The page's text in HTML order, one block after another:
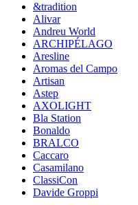
&tradition
Alivar
Andreu World
ARCHIPÉLAGO
Aresline
Aromas del Campo
Artisan
Astep
AXOLIGHT
Bla Station
Bonaldo
BRALCO
Caccaro
Casamilano
ClassiCon
Davide Groppi